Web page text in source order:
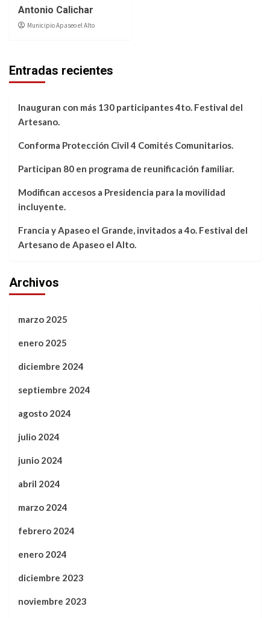
Antonio Calichar
Municipio Apaseo el Alto
Entradas recientes
Inauguran con más 130 participantes 4to. Festival del
Artesano.
Conforma Protección Civil 4 Comités Comunitarios.
Participan 80 en programa de reunificación familiar.
Modifican accesos a Presidencia para la movilidad
incluyente.
Francia y Apaseo el Grande, invitados a 4o. Festival del
Artesano de Apaseo el Alto.
Archivos
marzo 2025
enero 2025
diciembre 2024
septiembre 2024
agosto 2024
julio 2024
junio 2024
abril 2024
marzo 2024
febrero 2024
enero 2024
diciembre 2023
noviembre 2023